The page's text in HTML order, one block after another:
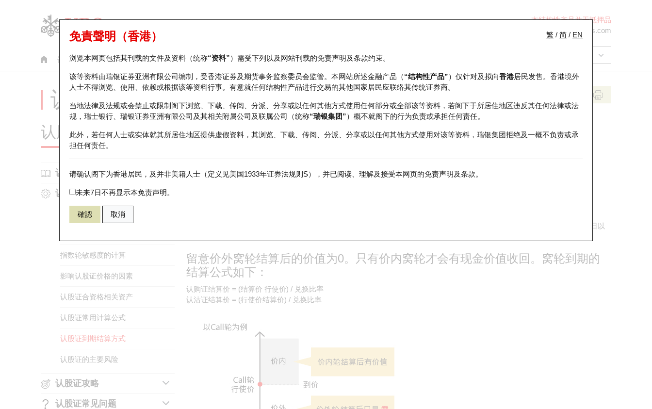
本结构性产品并无抵押品
ol-hkwarrants@ubs.com
认股证 牛熊证 美股指数产品 轮证市场统计 正股数据及市场统计 瑞银轮证教室
繁 / 简 / EN
免責聲明（香港）
浏览本网页包括其刊载的文件及资料（统称“资料”）需受下列以及网站刊载的免责声明及条款约束。
该等资料由瑞银证券亚洲有限公司编制，受香港证券及期货事务监察委员会监管。本网站所述金融产品（“结构性产品”）仅针对及拟向香港居民发售。香港境外
人士不得浏览、使用、依赖或根据该等资料行事。有意就任何结构性产品进行交易的其他国家居民应联络其传统证券商。
当地法律及法规或会禁止或限制阁下浏览、下载、传阅、分派、分享或以任何其他方式使用任何部分或全部该等资料，若阁下于所居住地区违反其任何法律或法
规，瑞士银行、瑞银证券亚洲有限公司及其相关附属公司及联属公司（统称“瑞银集团”）概不就阁下的行为负责或承担任何责任。
此外，若任何人士或实体就其所居住地区提供虚假资料，其浏览、下载、传阅、分派、分享或以任何其他方式使用对该等资料，瑞银集团拒绝及一概不负责或承
担任何责任。
请确认阁下为香港居民，及并非美籍人士（定义见美国1933年证券法规则S），并已阅读、理解及接受本网页的免责声明及条款。
未来7日不再显示本免责声明。
確認 取消
认股证投资者教育 - 认股证运作 (7)
认股证知多啲
认股证基本知识
什么是认股证?
为何投资认股证？
如何买卖认股证
认股证的基本条款及术语
认股证的内在值
认股证的时间值
认股证的引伸波幅
认股证运作
认股证的价格跳动计算
指数轮敏感度的计算
影响认股证价格的因素
认股证合资格相关资产
认股证常用计算公式
认股证到期结算方式
认股证的主要风险
认股证攻略
认股证的选择要点
认股证常见问题
认股证到期结算方式
正股认股证的结算价为相关资产在认股证到期日前5天的收市平均价，而指数认股证的结算价则是到期日当日，亦即是期指结算日以
留意价外窝轮结算后的价值为0。只有价内窝轮才会有现金价值收回。窝轮到期的
结算公式如下：
认购证结算价 = (结算价 行使价) / 兑换比率
认沽证结算价 = (行使价结算价) / 兑换比率